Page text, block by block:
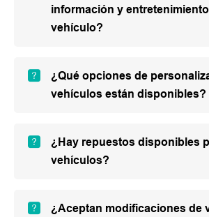
información y
vehículo?
¿Qué opciones de
vehículos están disponibles?
¿Hay repuestos disponibles
vehículos?
¿Aceptan modificaciones de